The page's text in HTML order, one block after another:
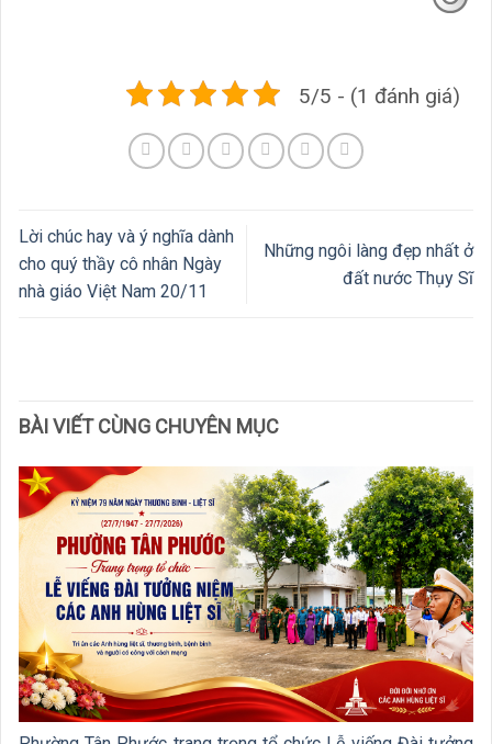
5/5 - (1 đánh giá)
Lời chúc hay và ý nghĩa dành
cho quý thầy cô nhân Ngày
nhà giáo Việt Nam 20/11
Những ngôi làng đẹp nhất ở
đất nước Thụy Sĩ
BÀI VIẾT CÙNG CHUYÊN MỤC